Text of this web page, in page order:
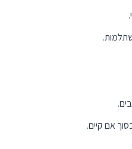
אם קיים.